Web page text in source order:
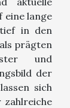
eine lange
in den
prägten
und
der
sich